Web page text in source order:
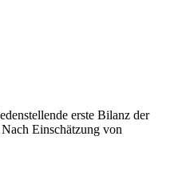
erste Bilanz der
Einschätzung von